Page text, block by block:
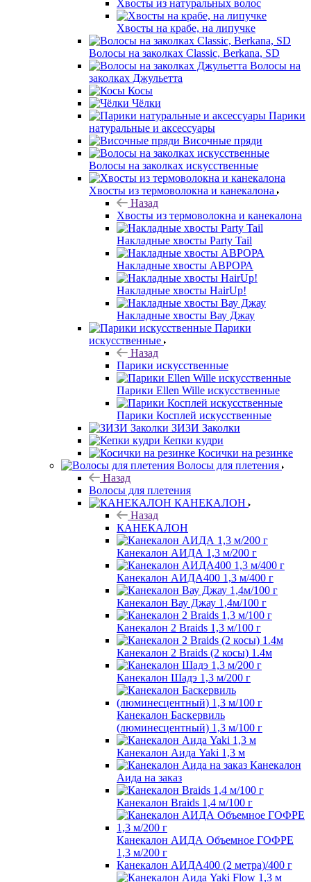
Хвосты из натуральных волос
Хвосты на крабе, на липучке
Волосы на заколках Classic, Berkana, SD
Волосы на
заколках Джульетта
Косы
Чёлки
Парики
натуральные и аксессуары
Височные пряди
Волосы на заколках искусственные
Хвосты из термоволокна и канекалона
Назад
Хвосты из термоволокна и канекалона
Накладные хвосты Party Tail
Накладные хвосты АВРОРА
Накладные хвосты HairUp!
Накладные хвосты Вау Джау
Парики
искусственные
Назад
Парики искусственные
Парики Ellen Wille искусственные
Парики Косплей искусственные
ЗИЗИ Заколки
Кепки кудри
Косички на резинке
Волосы для плетения
Назад
Волосы для плетения
КАНЕКАЛОН
Назад
КАНЕКАЛОН
Канекалон АИДА 1,3 м/200 г
Канекалон АИДА400 1,3 м/400 г
Канекалон Вау Джау 1,4м/100 г
Канекалон 2 Braids 1,3 м/100 г
Канекалон 2 Braids (2 косы) 1.4м
Канекалон Шадэ 1,3 м/200 г
Канекалон Баскервиль
(люминесцентный) 1,3 м/100 г
Канекалон Аида Yaki 1,3 м
Канекалон
Аида на заказ
Канекалон Braids 1,4 м/100 г
Канекалон АИДА Объемное ГОФРЕ
1,3 м/200 г
Канекалон АИДА400 (2 метра)/400 г